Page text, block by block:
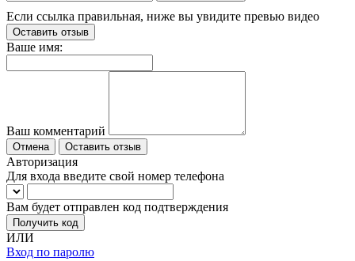
Если ссылка правильная, ниже вы увидите превью видео
Оставить отзыв
Ваше имя:
Ваш комментарий
Отмена Оставить отзыв
Авторизация
Для входа введите свой номер телефона
Вам будет отправлен код подтверждения
Получить код
ИЛИ
Вход по паролю